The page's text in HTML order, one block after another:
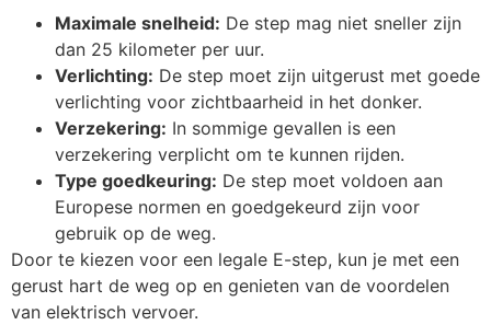
Maximale snelheid: De step mag niet sneller zijn
dan 25 kilometer per uur.
Verlichting: De step moet zijn uitgerust met goede
verlichting voor zichtbaarheid in het donker.
Verzekering: In sommige gevallen is een
verzekering verplicht om te kunnen rijden.
Type goedkeuring: De step moet voldoen aan
Europese normen en goedgekeurd zijn voor
gebruik op de weg.
Door te kiezen voor een legale E-step, kun je met een
gerust hart de weg op en genieten van de voordelen
van elektrisch vervoer.